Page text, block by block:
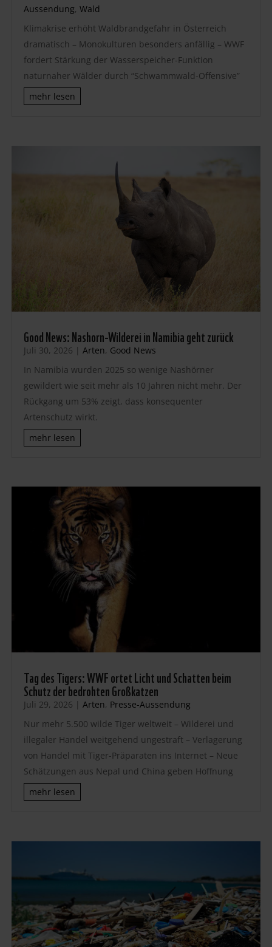
Aussendung, Wald
Klimakrise erhöht Waldbrandgefahr in Österreich
dramatisch – Monokulturen besonders anfällig – WWF
fordert Stärkung der Wasserspeicher-Funktion
naturnaher Wälder durch “Schwammwald-Offensive”
mehr lesen
Good News: Nashorn-Wilderei in Namibia geht zurück
Juli 30, 2026 | Arten, Good News
In Namibia wurden 2025 so wenige Nashörner
gewildert wie seit mehr als 10 Jahren nicht mehr. Der
Rückgang um 53% zeigt, dass konsequenter
Artenschutz wirkt.
mehr lesen
Tag des Tigers: WWF ortet Licht und Schatten beim
Schutz der bedrohten Großkatzen
Juli 29, 2026 | Arten, Presse-Aussendung
Nur mehr 5.500 wilde Tiger weltweit – Wilderei und
illegaler Handel weitgehend ungestraft – Verlagerung
von Handel mit Tiger-Präparaten ins Internet – Neue
Schätzungen aus Nepal und China geben Hoffnung
mehr lesen